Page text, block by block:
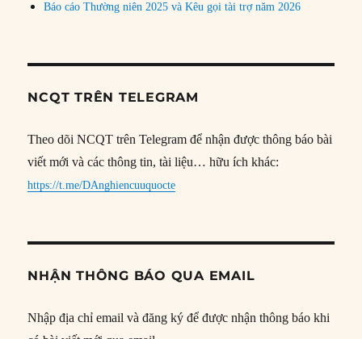
Báo cáo Thường niên 2025 và Kêu gọi tài trợ năm 2026
NCQT TRÊN TELEGRAM
Theo dõi NCQT trên Telegram để nhận được thông báo bài
viết mới và các thông tin, tài liệu… hữu ích khác:
https://t.me/DAnghiencuuquocte
NHẬN THÔNG BÁO QUA EMAIL
Nhập địa chỉ email và đăng ký để được nhận thông báo khi